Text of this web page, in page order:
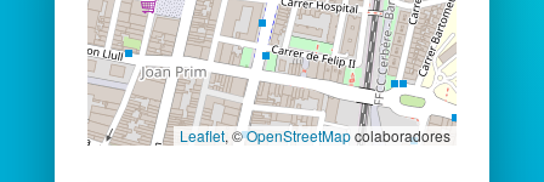
Leaflet, ©OpenStreetMapcolaboradores